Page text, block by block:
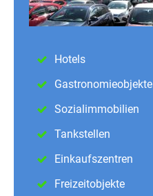
Hotels
Gastronomieobjekte
Sozialimmobilien
Tankstellen
Einkaufszentren
Freizeitobjekte